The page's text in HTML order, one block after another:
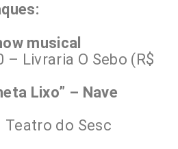
musical
– Livraria O Sebo (R$
Lixo” – Nave
Teatro do Sesc